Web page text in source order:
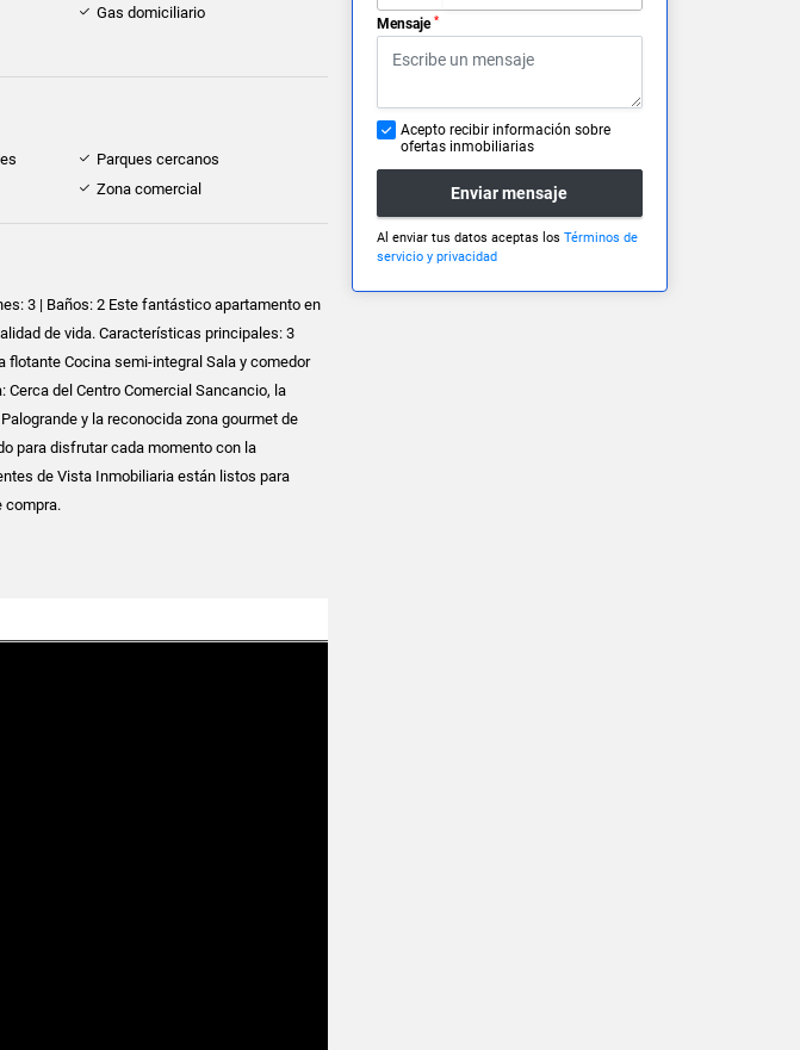
Gas domiciliario
Parques cercanos
Zona comercial
3 | Baños: 2 Este fantástico apartamento en
de vida. Características principales: 3
Cocina semi-integral Sala y comedor
del Centro Comercial Sancancio, la
y la reconocida zona gourmet de
para disfrutar cada momento con la
de Vista Inmobiliaria están listos para
compra.
Mensaje *
Acepto recibir información sobre
ofertas inmobiliarias
Enviar mensaje
Al enviar tus datos aceptas los Términos de
servicio y privacidad